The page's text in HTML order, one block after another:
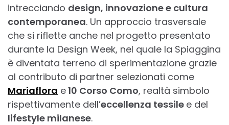
intrecciando design, innovazione e cultura
contemporanea. Un approccio trasversale
che si riflette anche nel progetto presentato
durante la Design Week, nel quale la Spiaggina
è diventata terreno di sperimentazione grazie
al contributo di partner selezionati come
Mariaflora e10 Corso Como, realtà simbolo
rispettivamente dell’eccellenza tessile e del
lifestyle milanese.